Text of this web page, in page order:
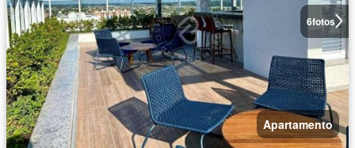
6fotos
Apartamento